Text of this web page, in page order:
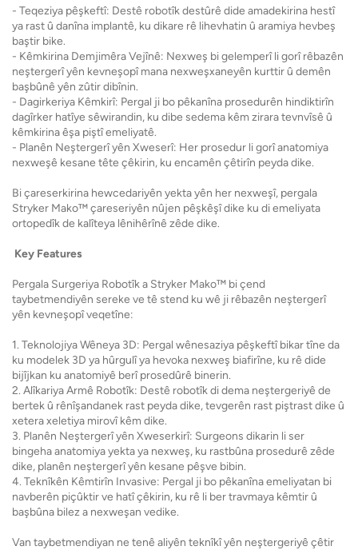
- Teqeziya pêşkeftî: Destê robotîk destûrê dide amadekirina hestî
ya rast û danîna implantê, ku dikare rê lihevhatin û aramiya hevbeş
baştir bike.
- Kêmkirina Demjimêra Vejînê: Nexweş bi gelemperî li gorî rêbazên
neştergerî yên kevneşopî mana nexweşxaneyên kurttir û demên
başbûnê yên zûtir dibînin.
- Dagirkeriya Kêmkirî: Pergal ji bo pêkanîna prosedurên hindiktirîn
dagîrker hatîye sêwirandin, ku dibe sedema kêm zirara tevnvîsê û
kêmkirina êşa piştî emeliyatê.
- Planên Neştergerî yên Xweserî: Her prosedur li gorî anatomiya
nexweşê kesane tête çêkirin, ku encamên çêtirîn peyda dike.
Bi çareserkirina hewcedariyên yekta yên her nexweşî, pergala
Stryker Mako™ çareseriyên nûjen pêşkêşî dike ku di emeliyata
ortopedîk de kalîteya lênihêrînê zêde dike.
Key Features
Pergala Surgeriya Robotîk a Stryker Mako™ bi çend
taybetmendiyên sereke ve tê stend ku wê ji rêbazên neştergerî
yên kevneşopî veqetîne:
1. Teknolojiya Wêneya 3D: Pergal wênesaziya pêşkeftî bikar tîne da
ku modelek 3D ya hûrgulî ya hevoka nexweş biafirîne, ku rê dide
bijîjkan ku anatomiyê berî prosedûrê binerin.
2. Alîkariya Armê Robotîk: Destê robotîk di dema neştergeriyê de
bertek û rênîşandanek rast peyda dike, tevgerên rast piştrast dike û
xetera xeletiya mirovî kêm dike.
3. Planên Neştergerî yên Xweserkirî: Surgeons dikarin li ser
bingeha anatomiya yekta ya nexweş, ku rastbûna prosedurê zêde
dike, planên neştergerî yên kesane pêşve bibin.
4. Teknîkên Kêmtirîn Invasive: Pergal ji bo pêkanîna emeliyatan bi
navberên piçûktir ve hatî çêkirin, ku rê li ber travmaya kêmtir û
başbûna bilez a nexweşan vedike.
Van taybetmendiyan ne tenê aliyên teknîkî yên neştergeriyê çêtir